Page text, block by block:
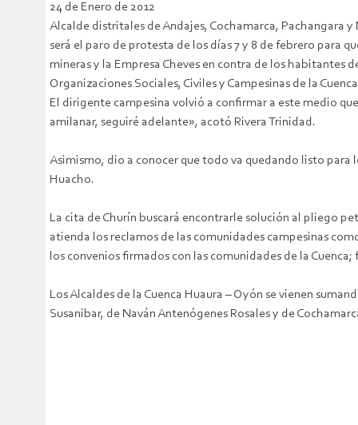
24 de Enero de 2012
Alcalde distritales de Andajes, Cochamarca, Pachangara
será el paro de protesta de los días 7 y 8 de febrero para
mineras y la Empresa Cheves en contra de los habitantes
Organizaciones Sociales, Civiles y Campesinas de la
El dirigente campesina volvió a confirmar a este medio
amilanar, seguiré adelante», acotó Rivera Trinidad.
Asimismo, dio a conocer que todo va quedando listo para
Huacho.
La cita de Churín buscará encontrarle solución al pliego
atienda los reclamos de las comunidades campesinas
los convenios firmados con las comunidades de la
Los Alcaldes de la Cuenca Huaura – Oyón se vienen
Susanibar, de Naván Antenógenes Rosales y de